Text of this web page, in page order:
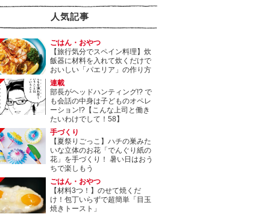
人気記事
ごはん・おやつ
【旅行気分でスペイン料理】炊
飯器に材料を入れて炊くだけで
おいしい「パエリア」の作り方
連載
部長がヘッドハンティング!? で
も会話の中身は子どものオペレ
ーション!?【こんな上司と働き
たいわけでして！58】
手づくり
【夏祭りごっこ】ハチの巣みた
いな立体のお花「でんぐり紙の
花」を手づくり！ 暑い日はおう
ちで楽しもう
ごはん・おやつ
【材料3つ！】のせて焼くだ
け！包丁いらずで超簡単「目玉
焼きトースト」